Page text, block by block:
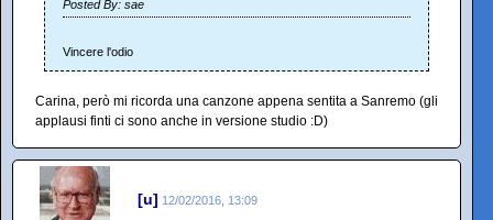
Posted By: sae
Vincere l'odio
Carina, però mi ricorda una canzone appena sentita a Sanremo (gli
applausi finti ci sono anche in versione studio :D)
[u] 12/02/2016, 13:09